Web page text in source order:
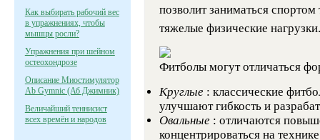
Как выбирать рабочий вес
в упражнениях, чтобы
мышцы росли?
Упражнения при шейном
остеохондрозе
Описание Миостимулятор
Ab Gymnic (Аб Джимник)
Величайший теннисист
всех времён и народов
позволит заниматься
тяжелые физические нагрузки.
Фитболы могут отличаться
Круглые : классические
улучшают гибкость и
Овальные : отличаются
концентрироваться на